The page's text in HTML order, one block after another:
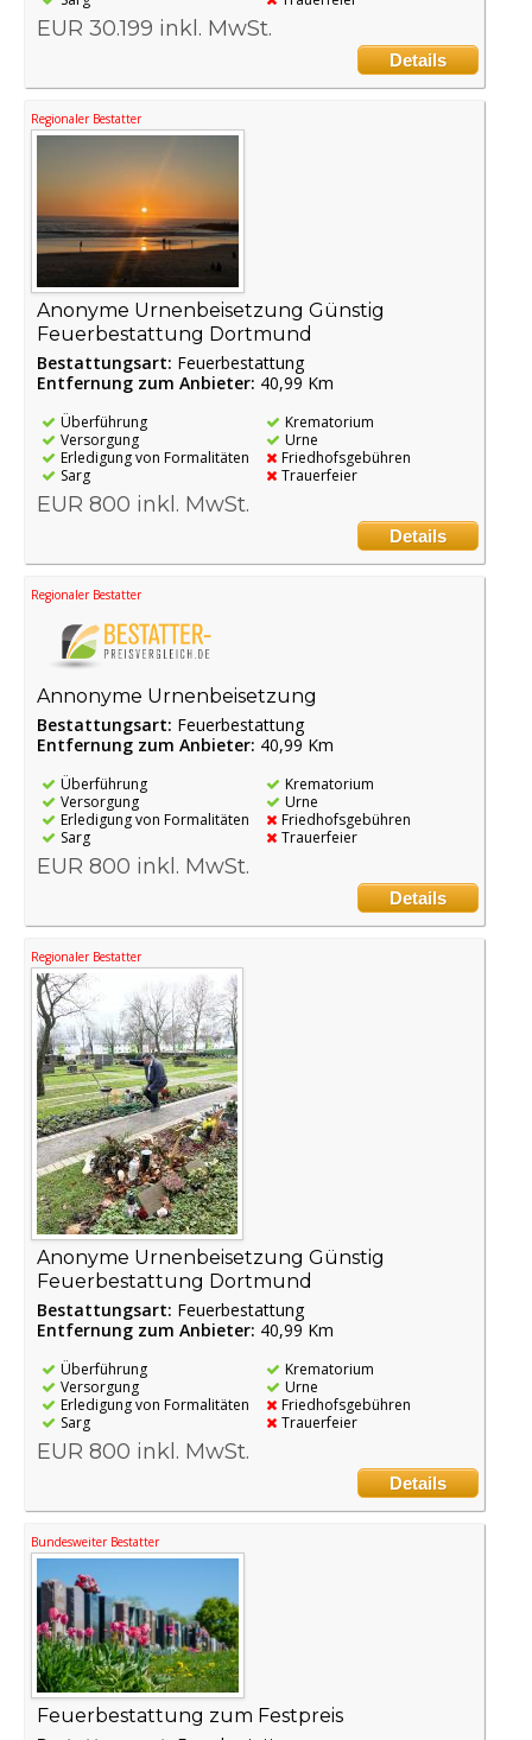
EUR 30.199 inkl. MwSt.
Details
Regionaler Bestatter
Anonyme Urnenbeisetzung Günstig
Feuerbestattung Dortmund
Bestattungsart: Feuerbestattung
Entfernung zum Anbieter: 40,99 Km
Überführung
Versorgung
Erledigung von Formalitäten
Sarg
Krematorium
Urne
Friedhofsgebühren
Trauerfeier
EUR 800 inkl. MwSt.
Details
Regionaler Bestatter
Annonyme Urnenbeisetzung
Bestattungsart: Feuerbestattung
Entfernung zum Anbieter: 40,99 Km
Überführung
Versorgung
Erledigung von Formalitäten
Sarg
Krematorium
Urne
Friedhofsgebühren
Trauerfeier
EUR 800 inkl. MwSt.
Details
Regionaler Bestatter
Anonyme Urnenbeisetzung Günstig
Feuerbestattung Dortmund
Bestattungsart: Feuerbestattung
Entfernung zum Anbieter: 40,99 Km
Überführung
Versorgung
Erledigung von Formalitäten
Sarg
Krematorium
Urne
Friedhofsgebühren
Trauerfeier
EUR 800 inkl. MwSt.
Details
Bundesweiter Bestatter
Feuerbestattung zum Festpreis